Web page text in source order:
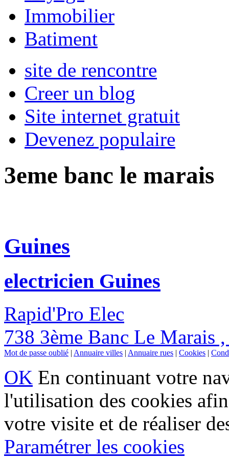
Immobilier
Batiment
site de rencontre
Creer un blog
Site internet gratuit
Devenez populaire
3eme banc le marais
Guines
electricien Guines
Rapid'Pro Elec
738 3ème Banc Le Marais
Mot de passe oublié | Annuaire villes | Annuaire rues | Cookies |
OK En continuant votre
l'utilisation des cookies
votre visite et de réaliser
Paramétrer les cookies